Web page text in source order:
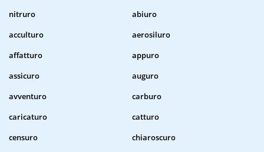
nitruro
abiuro
acculturo
aerosiluro
affatturo
appuro
assicuro
auguro
avventuro
carburo
caricaturo
catturo
censuro
chiaroscuro